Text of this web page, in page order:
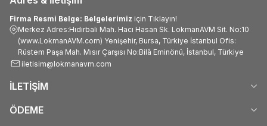
Firma Resmi Belge: Belgelerimiz için Tıklayın!
Merkez Adres:Hıdırbali Mah. Hacı Hasan Sk. LokmanAVM Sit. No:10
(www.LokmanAVM.com) Yenişehir, Bursa, Türkiye İstanbul Ofis:
Rüstem Paşa Mah. Mısır Çarşısı No:Bilâ Eminönü, İstanbul, Türkiye
iletisim@lokmanavm.com
İLETİŞİM
ÖDEME